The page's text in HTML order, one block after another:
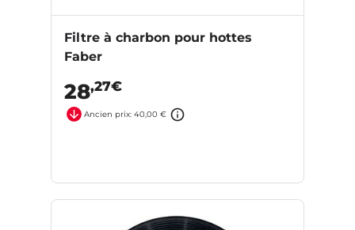
Filtre à charbon pour hottes
Faber
28,27€
Ancien prix: 40,00 €